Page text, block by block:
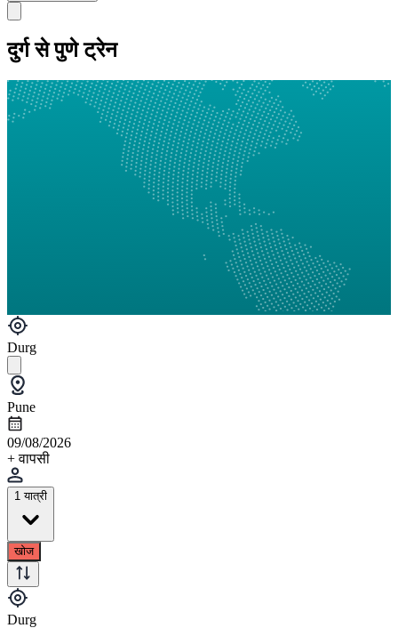
दुर्ग से पुणे ट्रेन
Durg
Pune
09/08/2026
+ वापसी
1 यात्री
खोज
Durg